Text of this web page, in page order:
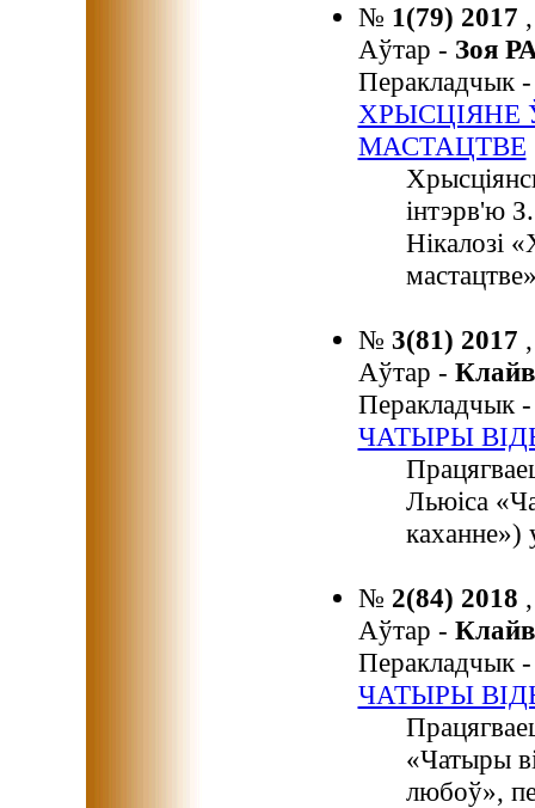
№ 1(79) 2017
Аўтар - Зоя
Перакладчык
ХРЫСЦІЯНЕ
МАСТАЦТВЕ
інтэрв'ю
Нікалозі
№ 3(81) 2017
Аўтар -
Перакладчык
ЧАТЫРЫ
Льюіса
каханне»)
№ 2(84) 2018
Аўтар -
Перакладчык
ЧАТЫРЫ
«Чатыры
любоў»,